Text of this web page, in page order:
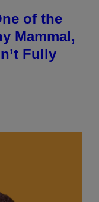
of the
Mammal,
Fully